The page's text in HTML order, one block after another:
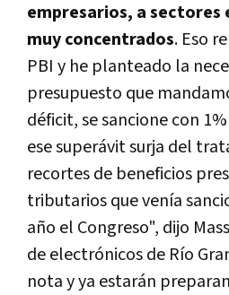
empresarios, a sectores
muy concentrados. Eso
PBI y he planteado la
presupuesto que
déficit, se sancione con
ese superávit surja del
recortes de beneficios
tributarios que venía
año el Congreso", dijo
de electrónicos de Río
nota y ya estarán